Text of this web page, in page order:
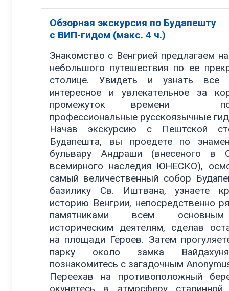
Обзорная экскурсия по Будапешту
с ВИП-гидом (макс. 4 ч.)
Знакомство с Венгрией предлагаем
небольшого путешествия по ее
столице. Увидеть и узнать все
интересное и увлекательное за
промежуток времени
профессиональные русскоязычные
Начав экскурсию с Пештской
Будапешта, вы проедете по
бульвару Андраши (внесеного в
всемирного наследия ЮНЕСКО),
самый величественный собор
базилику Св. Иштвана, узнаете
историю Венгрии, непосредственно
памятниками всем
историческим деятелям, сделав
на площади Героев. Затем
парку около замка
познакомитесь с загадочным
Переехав на противоположный